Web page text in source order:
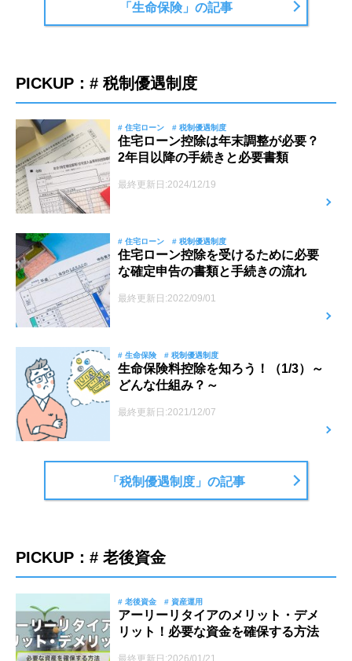
「生命保険」の記事
PICKUP：# 税制優遇制度
# 住宅ローン # 税制優遇制度
住宅ローン控除は年末調整が必要？
2年目以降の手続きと必要書類
最終更新日:2024/12/19
# 住宅ローン # 税制優遇制度
住宅ローン控除を受けるために必要
な確定申告の書類と手続きの流れ
最終更新日:2022/09/01
# 生命保険 # 税制優遇制度
生命保険料控除を知ろう！（1/3）～
どんな仕組み？～
最終更新日:2021/12/07
「税制優遇制度」の記事
PICKUP：# 老後資金
# 老後資金 # 資産運用
アーリーリタイアのメリット・デメ
リット！必要な資金を確保する方法
最終更新日:2026/01/21